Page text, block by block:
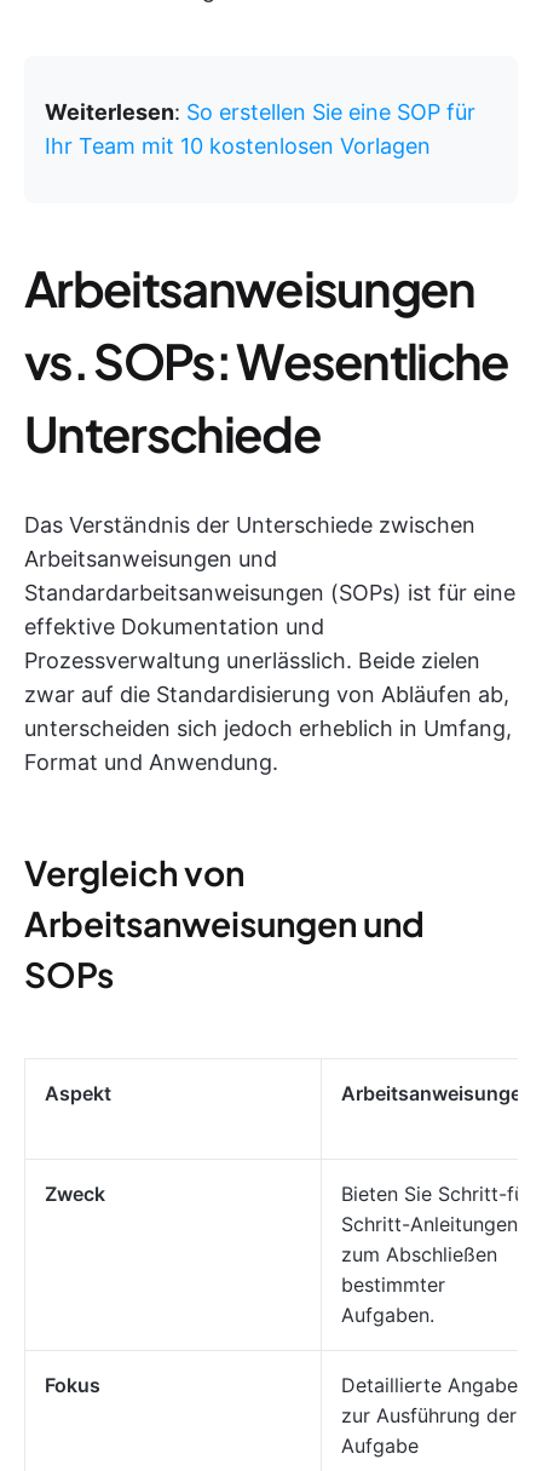
Weiterlesen: So erstellen Sie eine SOP für
Ihr Team mit 10 kostenlosen Vorlagen
Arbeitsanweisungen
vs. SOPs: Wesentliche
Unterschiede
Das Verständnis der Unterschiede zwischen
Arbeitsanweisungen und
Standardarbeitsanweisungen (SOPs) ist für eine
effektive Dokumentation und
Prozessverwaltung unerlässlich. Beide zielen
zwar auf die Standardisierung von Abläufen ab,
unterscheiden sich jedoch erheblich in Umfang,
Format und Anwendung.
Vergleich von
Arbeitsanweisungen und
SOPs
Aspekt Arbeitsanweisungen
Zweck
Bieten Sie Schritt-für-
Schritt-Anleitungen
zum Abschließen
bestimmter
Aufgaben.
Fokus
Detaillierte Angaben
zur Ausführung der
Aufgabe